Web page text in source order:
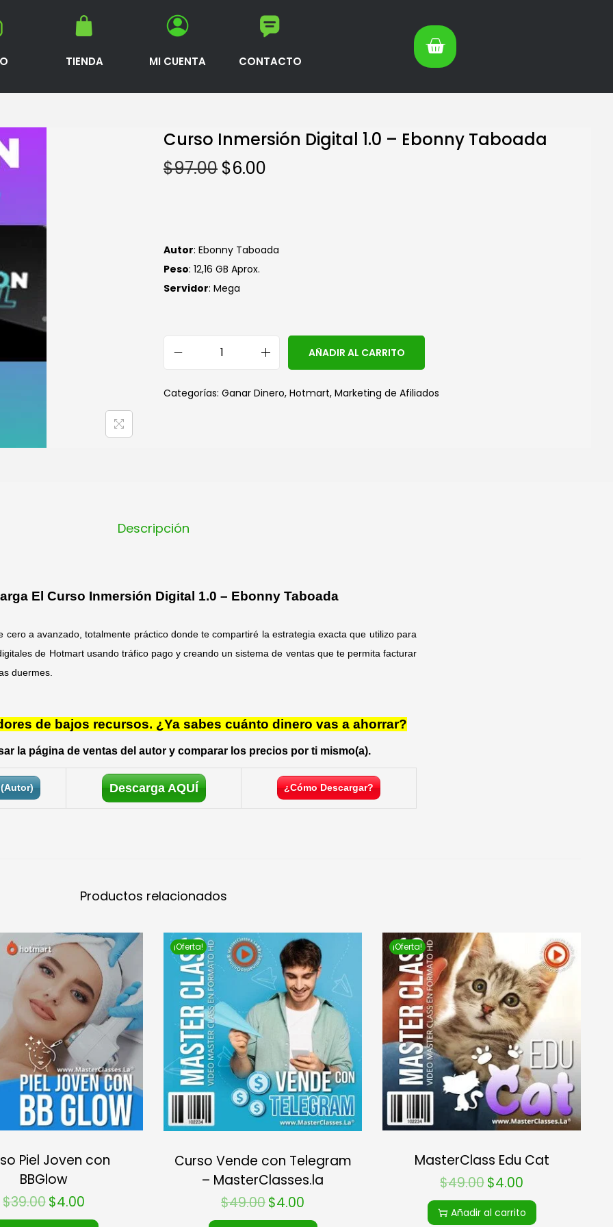
TIENDA MI CUENTA CONTACTO
Curso Inmersión Digital 1.0 – Ebonny Taboada
$97.00 $6.00
Autor: Ebonny Taboada
Peso: 12,16 GB Aprox.
Servidor: Mega
AÑADIR AL CARRITO
Categorías: Ganar Dinero, Hotmart, Marketing de Afiliados
Descripción
El Curso Inmersión Digital 1.0 – Ebonny Taboada
cero a avanzado, totalmente práctico donde te compartiré la estrategia exacta que utilizo para
de Hotmart usando tráfico pago y creando un sistema de ventas que te permita facturar
duermes.
de bajos recursos. ¿Ya sabes cuánto dinero vas a ahorrar?
la página de ventas del autor y comparar los precios por ti mismo(a).
Descarga AQUÍ ¿Cómo Descargar?
Productos relacionados
Piel Joven con
BBGlow
$39.00$4.00
¡Oferta!
Curso Vende con Telegram
– MasterClasses.la
$49.00$4.00
¡Oferta!
MasterClass Edu Cat
$49.00$4.00
Añadir al carrito